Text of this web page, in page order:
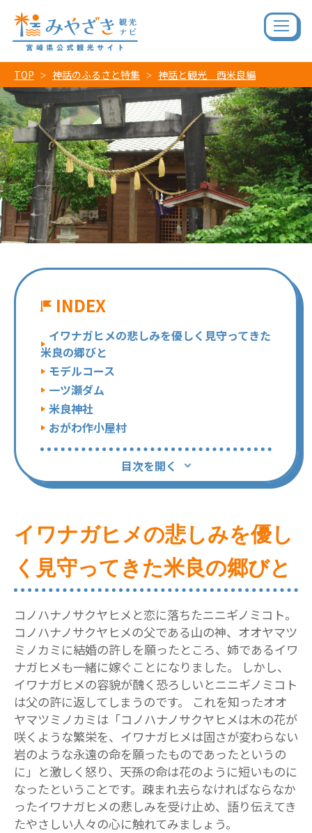
TOP 神話のふるさと特集 神話と観光 西米良編
目次を開く
INDEX
イワナガヒメの悲しみを優しく見守ってきた
米良の郷びと
モデルコース
一ツ瀬ダム
米良神社
おがわ作小屋村
イワナガヒメの悲しみを優し
く見守ってきた米良の郷びと
コノハナノサクヤヒメと恋に落ちたニニギノミコト。
コノハナノサクヤヒメの父である山の神、オオヤマツ
ミノカミに結婚の許しを願ったところ、姉であるイワ
ナガヒメも一緒に嫁ぐことになりました。 しかし、
イワナガヒメの容貌が醜く恐ろしいとニニギノミコト
は父の許に返してしまうのです。 これを知ったオオ
ヤマツミノカミは「コノハナノサクヤヒメは木の花が
咲くような繁栄を、イワナガヒメは固さが変わらない
岩のような永遠の命を願ったものであったというの
に」と激しく怒り、天孫の命は花のように短いものに
なったということです。疎まれ去らなければならなか
ったイワナガヒメの悲しみを受け止め、語り伝えてき
たやさしい人々の心に触れてみましょう。